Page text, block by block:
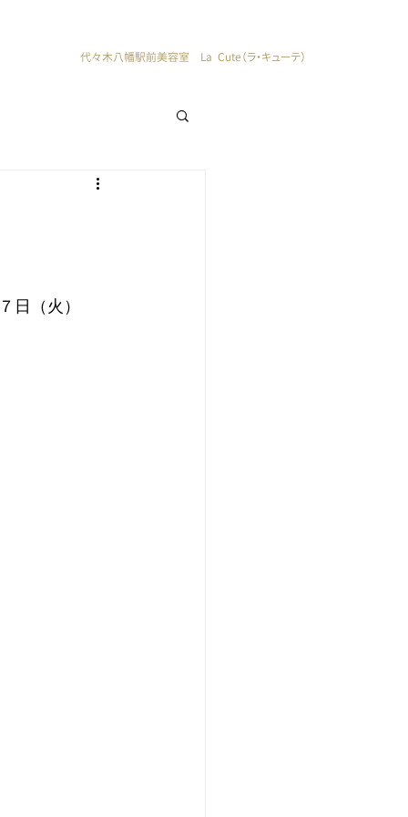
代々木八幡駅前美容室 La Cute（ラ・キューテ）
日（火）